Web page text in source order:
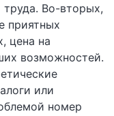
труда. Во-вторых,
приятных
цена на
возможностей.
или
номер